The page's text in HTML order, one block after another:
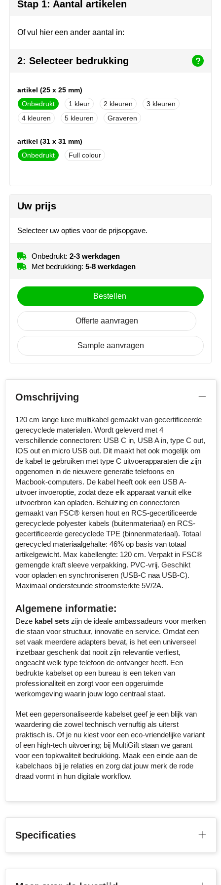
Sleutelhangers & lanyards
Vrije tijd, spellen & strand
Herr Bert Antistress
Lipton
MagLite
Marksman
Marvin's
Mepal
MiniMAX
Moleskine
NoStress
Ocean Bottle
Orrefors
Retulp
Senator
Skross
Sophie Muval
Stanley
Stilolinea
STORMaxi
TACX
The One Towelling
Thule
Toppoint
Vinga
Waterman
Voetbal, EK en WK
Stap 1: Aantal artikelen
Of vul hier een ander aantal in:
2: Selecteer bedrukking
artikel (25 x 25 mm)
Onbedrukt
1 2
3
4
5 Graveren
artikel (31 x 31 mm)
Onbedrukt
Full colour
Uw prijs
Selecteer uw opties voor de prijsopgave.
Onbedrukt: 2-3 werkdagen
Met bedrukking: 5-8 werkdagen
Bestellen
Offerte aanvragen
Sample aanvragen
Omschrijving
120 cm lange luxe multikabel gemaakt van gecertificeerde
gerecyclede materialen. Wordt geleverd met 4
verschillende connectoren: USB C in, USB A in, type C out,
IOS out en micro USB out. Dit maakt het ook mogelijk om
de kabel te gebruiken met type C uitvoerapparaten die zijn
opgenomen in de nieuwere generatie telefoons en
Macbook-computers. De kabel heeft ook een USB A-
uitvoer invoeroptie, zodat deze elk apparaat vanuit elke
uitvoerbron kan opladen. Behuizing en connectoren
gemaakt van FSC® kersen hout en RCS-gecertificeerde
gerecyclede polyester kabels (buitenmateriaal) en RCS-
gecertificeerde gerecyclede TPE (binnenmateriaal). Totaal
gerecycled materiaalgehalte: 46% op basis van totaal
artikelgewicht. Max kabellengte: 120 cm. Verpakt in FSC®
gemengde kraft sleeve verpakking. PVC-vrij. Geschikt
voor opladen en synchroniseren (USB-C naa USB-C).
Maximaal ondersteunde stroomsterkte 5V/2A.
Algemene informatie:
Deze kabel setszijn de ideale ambassadeurs voor merken
die staan voor structuur, innovatie en service. Omdat een
set vaak meerdere adapters bevat, is het een universeel
inzetbaar geschenk dat nooit zijn relevantie verliest,
ongeacht welk type telefoon de ontvanger heeft. Een
bedrukte kabelset op een bureau is een teken van
professionaliteit en zorgt voor een opgeruimde
werkomgeving waarin jouw logo centraal staat.
Met een gepersonaliseerde kabelset geef je een blijk van
waardering die zowel technisch vernuftig als uiterst
praktisch is. Of je nu kiest voor een eco-vriendelijke variant
of een high-tech uitvoering; bij MultiGift staan we garant
voor een topkwaliteit bedrukking. Maak een einde aan de
kabelchaos bij je relaties en zorg dat jouw merk de rode
draad vormt in hun digitale workflow.
Specificaties